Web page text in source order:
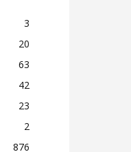
3
20
63
42
23
2
876